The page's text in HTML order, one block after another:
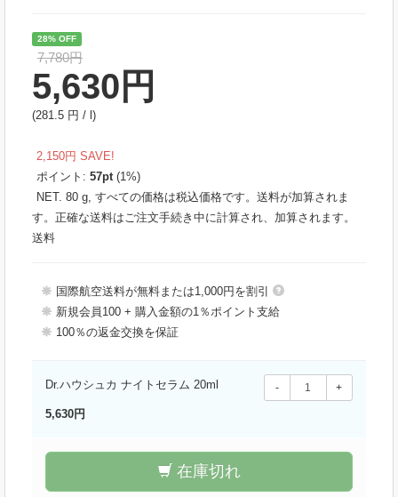
28% OFF
7,780円
5,630 円
(281.5 円 / l)
2,150円 SAVE!
ポイント: 57pt(1%)
NET. 80 g, すべての価格は税込価格です。送料が加算されま
す。正確な送料はご注文手続き中に計算され、加算されます。
送料
国際航空送料が無料または1,000円を割引
新規会員100 + 購入金額の1％ポイント支給
100％の返金交換を保証
Dr.ハウシュカ ナイトセラム 20ml
5,630円
- +
在庫切れ